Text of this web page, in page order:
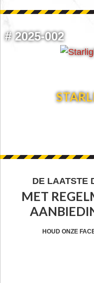
#2025-002
FOOTER
WIDGET
HEADER
DE LAATSTE
MET
HOUD ONZE